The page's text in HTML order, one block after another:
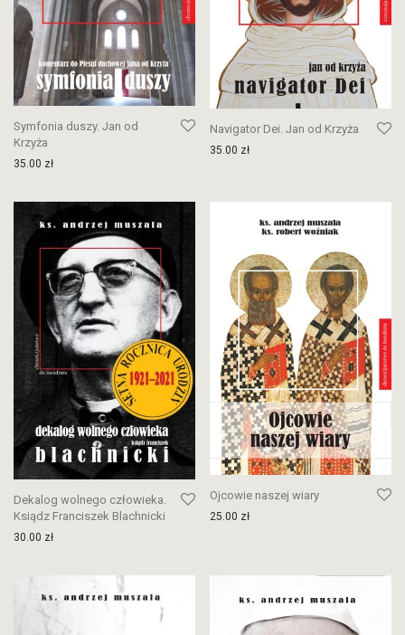
Symfonia duszy. Jan od
Krzyża
35.00 zł
Navigator Dei. Jan od Krzyża
35.00 zł
Dekalog wolnego człowieka.
Ksiądz Franciszek Blachnicki
30.00 zł
Ojcowie naszej wiary
25.00 zł